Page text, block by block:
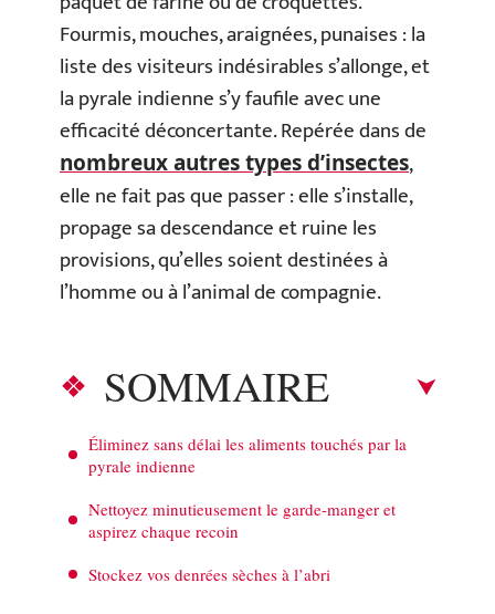
Fourmis, mouches, araignées, punaises : la
liste des visiteurs indésirables s’allonge, et
la pyrale indienne s’y faufile avec une
efficacité déconcertante. Repérée dans de
nombreux autres types d’insectes,
elle ne fait pas que passer : elle s’installe,
propage sa descendance et ruine les
provisions, qu’elles soient destinées à
l’homme ou à l’animal de compagnie.
SOMMAIRE
Éliminez sans délai les aliments touchés par la
pyrale indienne
Nettoyez minutieusement le garde-manger et
aspirez chaque recoin
Stockez vos denrées sèches à l’abri